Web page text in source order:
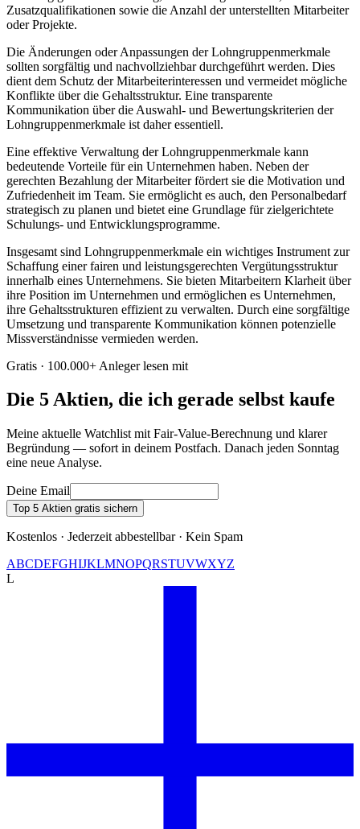
Zusatzqualifikationen sowie die Anzahl der unterstellten Mitarbeiter
oder Projekte.
Die Änderungen oder Anpassungen der Lohngruppenmerkmale
sollten sorgfältig und nachvollziehbar durchgeführt werden. Dies
dient dem Schutz der Mitarbeiterinteressen und vermeidet mögliche
Konflikte über die Gehaltsstruktur. Eine transparente
Kommunikation über die Auswahl- und Bewertungskriterien der
Lohngruppenmerkmale ist daher essentiell.
Eine effektive Verwaltung der Lohngruppenmerkmale kann
bedeutende Vorteile für ein Unternehmen haben. Neben der
gerechten Bezahlung der Mitarbeiter fördert sie die Motivation und
Zufriedenheit im Team. Sie ermöglicht es auch, den Personalbedarf
strategisch zu planen und bietet eine Grundlage für zielgerichtete
Schulungs- und Entwicklungsprogramme.
Insgesamt sind Lohngruppenmerkmale ein wichtiges Instrument zur
Schaffung einer fairen und leistungsgerechten Vergütungsstruktur
innerhalb eines Unternehmens. Sie bieten Mitarbeitern Klarheit über
ihre Position im Unternehmen und ermöglichen es Unternehmen,
ihre Gehaltsstrukturen effizient zu verwalten. Durch eine sorgfältige
Umsetzung und transparente Kommunikation können potenzielle
Missverständnisse vermieden werden.
Gratis · 100.000+ Anleger lesen mit
Die 5 Aktien, die ich gerade selbst kaufe
Meine aktuelle Watchlist mit Fair-Value-Berechnung und klarer
Begründung — sofort in deinem Postfach. Danach jeden Sonntag
eine neue Analyse.
Deine Email
Top 5 Aktien gratis sichern
Kostenlos · Jederzeit abbestellbar · Kein Spam
ABCDEFGHIJKLMNOPQRSTUVWXYZ
L